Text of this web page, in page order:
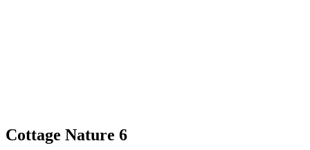
Cottage Nature 6